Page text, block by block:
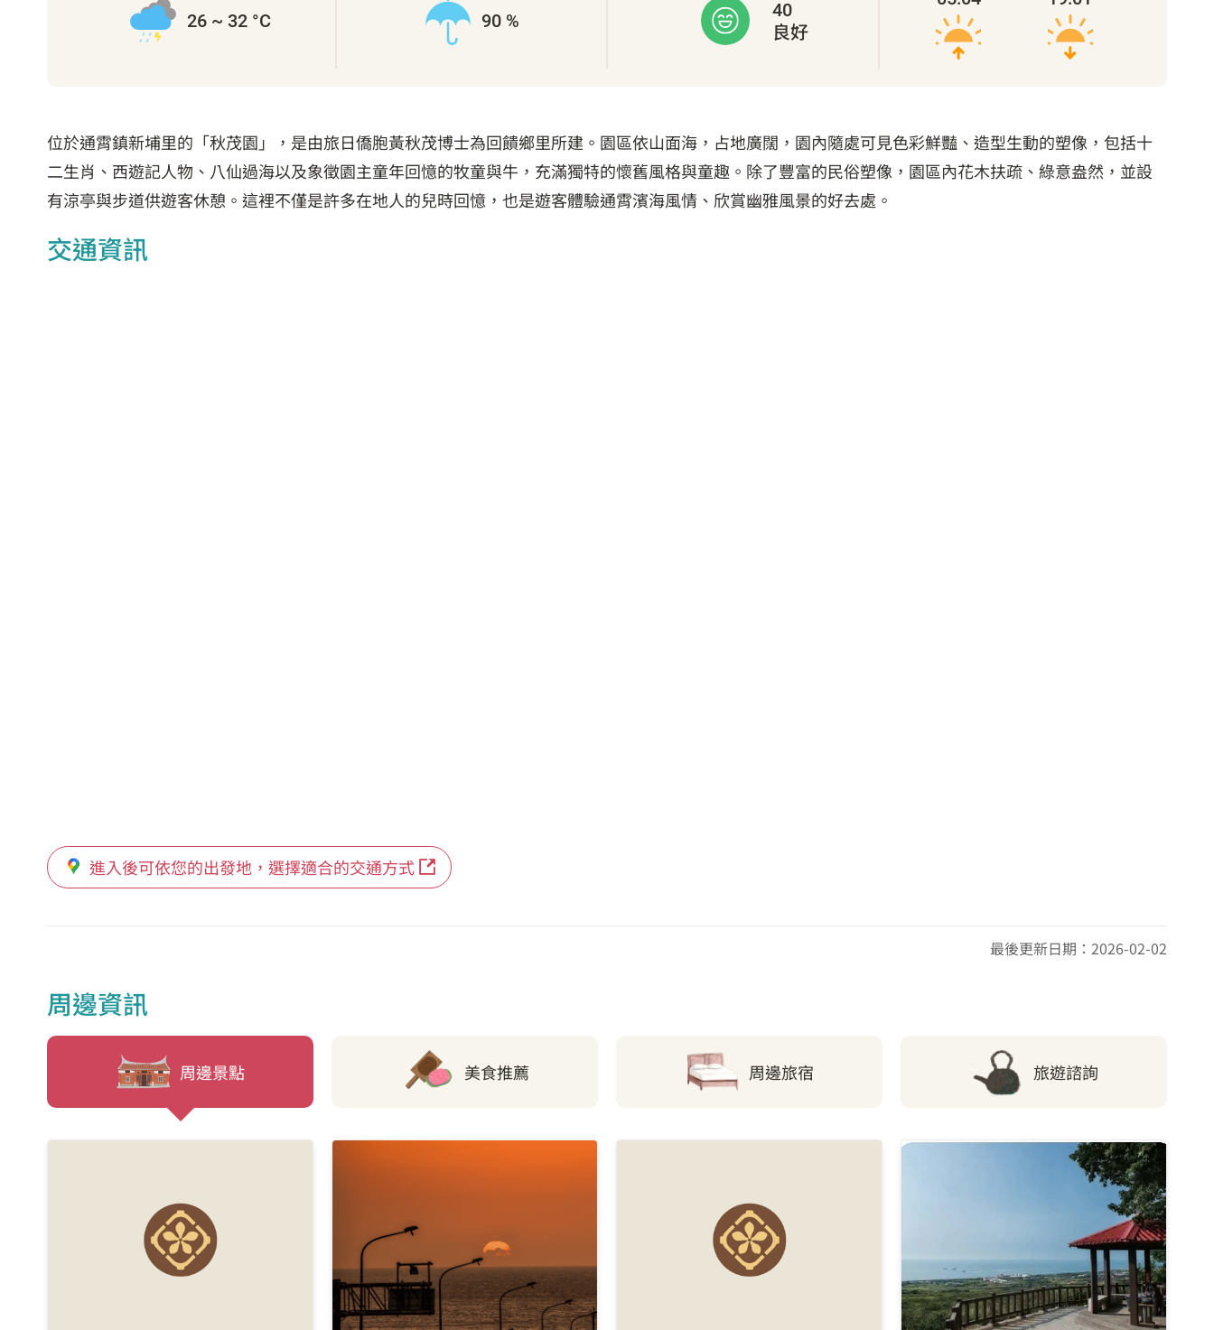
26 ~ 32 °C 90 % 40
良好
位於通霄鎮新埔里的「秋茂園」，是由旅日僑胞黃秋茂博士為回饋鄉里所建。園區依山面海，占地廣闊，園內隨處可見色彩鮮豔、造型生動的塑像，包括十
二生肖、西遊記人物、八仙過海以及象徵園主童年回憶的牧童與牛，充滿獨特的懷舊風格與童趣。除了豐富的民俗塑像，園區內花木扶疏、綠意盎然，並設
有涼亭與步道供遊客休憩。這裡不僅是許多在地人的兒時回憶，也是遊客體驗通霄濱海風情、欣賞幽雅風景的好去處。
交通資訊
進入後可依您的出發地，選擇適合的交通方式
最後更新日期：2026-02-02
周邊資訊
周邊景點 美食推薦 周邊旅宿 旅遊諮詢